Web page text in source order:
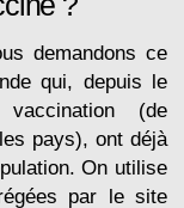
demandons ce
qui, depuis le
(de
pays), ont déjà
On utilise
par le site